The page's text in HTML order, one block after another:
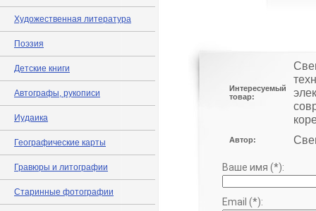
Художественная литература
Поэзия
Детские книги
Автографы, рукописи
Иудаика
Географические карты
Гравюры и литографии
Старинные фотографии
Интересуемый
товар:
Автор:
Ваше имя (*):
Email (*):